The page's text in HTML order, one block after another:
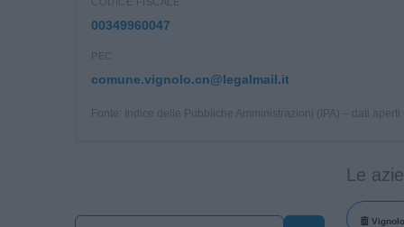
00349960047
PEC
comune.vignolo.cn@legalmail.it
Fonte: Indice delle Pubbliche Amministrazioni (IPA) – dati aperti
Le
Vignolo